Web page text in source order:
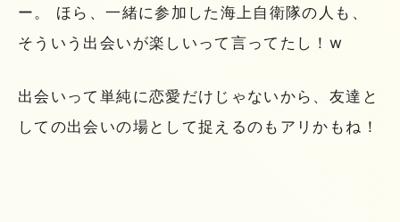
ー。 ほら、一緒に参加した海上自衛隊の人も、
そういう出会いが楽しいって言ってたし！w
出会いって単純に恋愛だけじゃないから、友達と
しての出会いの場として捉えるのもアリかもね！